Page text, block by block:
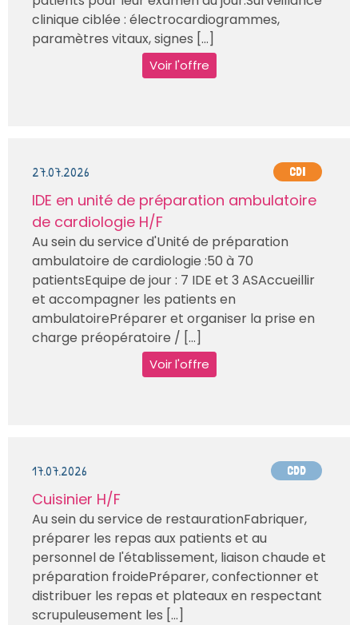
clinique ciblée : électrocardiogrammes,
paramètres vitaux, signes [...]
Voir l'offre
27.07.2026 CDI
IDE en unité de préparation ambulatoire
de cardiologie H/F
Au sein du service d'Unité de préparation
ambulatoire de cardiologie :50 à 70
patientsEquipe de jour : 7 IDE et 3 ASAccueillir
et accompagner les patients en
ambulatoirePréparer et organiser la prise en
charge préopératoire / [...]
Voir l'offre
17.07.2026 CDD
Cuisinier H/F
Au sein du service de restaurationFabriquer,
préparer les repas aux patients et au
personnel de l'établissement, liaison chaude et
préparation froidePréparer, confectionner et
distribuer les repas et plateaux en respectant
scrupuleusement les [...]